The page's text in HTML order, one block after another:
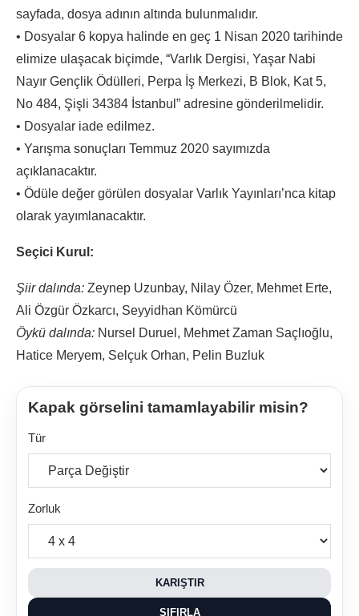
sayfada, dosya adının altında bulunmalıdır.
• Dosyalar 6 kopya halinde en geç 1 Nisan 2020 tarihinde
elimize ulaşacak biçimde, “Varlık Dergisi, Yaşar Nabi
Nayır Gençlik Ödülleri, Perpa İş Merkezi, B Blok, Kat 5,
No 484, Şişli 34384 İstanbul” adresine gönderilmelidir.
• Dosyalar iade edilmez.
• Yarışma sonuçları Temmuz 2020 sayımızda
açıklanacaktır.
• Ödüle değer görülen dosyalar Varlık Yayınları’nca kitap
olarak yayımlanacaktır.
Seçici Kurul:
Şiir dalında: Zeynep Uzunbay, Nilay Özer, Mehmet Erte,
Ali Özgür Özkarcı, Seyyidhan Kömürcü
Öykü dalında: Nursel Duruel, Mehmet Zaman Saçlıoğlu,
Hatice Meryem, Selçuk Orhan, Pelin Buzluk
Kapak görselini tamamlayabilir misin?
Tür
Zorluk
KARIŞTIR
SIFIRLA